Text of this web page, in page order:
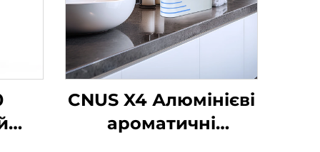
CNUS X4 Алюмінієві
ароматичні